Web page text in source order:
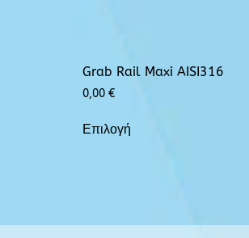
Grab Rail Maxi AISI316
0,00 €
Επιλογή